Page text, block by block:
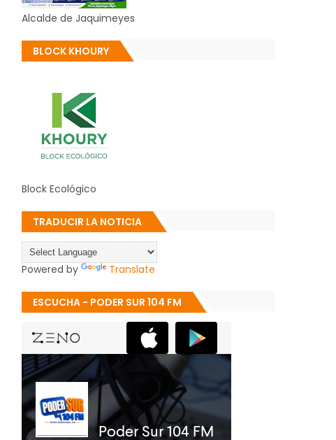
Alcalde de Jaquimeyes
BLOCK KHOURY
Block Ecológico
TRADUCIR LA NOTICIA
Powered by Translate
ESCUCHA - PODER SUR 104 FM